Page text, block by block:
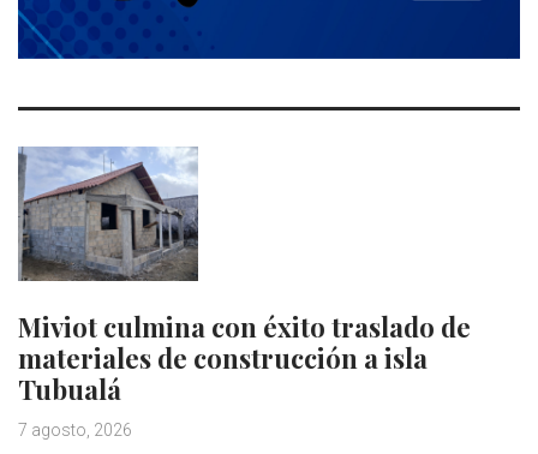
Miviot culmina con éxito traslado de
materiales de construcción a isla
Tubualá
7 agosto, 2026